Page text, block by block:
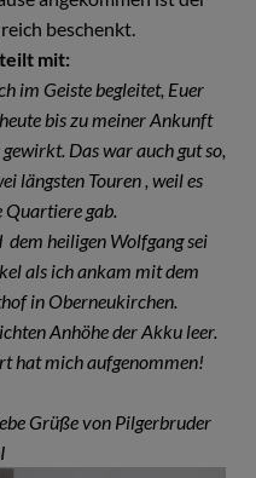
beschenkt.
mit:
im Geiste begleitet, Euer
bis zu meiner Ankunft
Das war auch gut so,
längsten Touren , weil es
Quartiere gab.
heiligen Wolfgang sei
als ich ankam mit dem
in Oberneukirchen.
Anhöhe der Akku leer.
hat mich aufgenommen!
Grüße von Pilgerbruder